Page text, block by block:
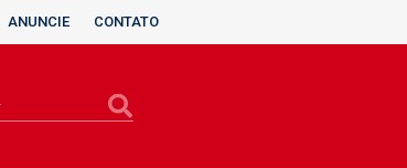
ANUNCIE CONTATO